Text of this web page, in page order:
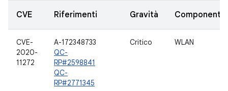
CVE Riferimenti Gravità Componente
CVE-
2020-
11272
A-172348733
QC-
RP#2598841
QC-
RP#2771345
Critico WLAN